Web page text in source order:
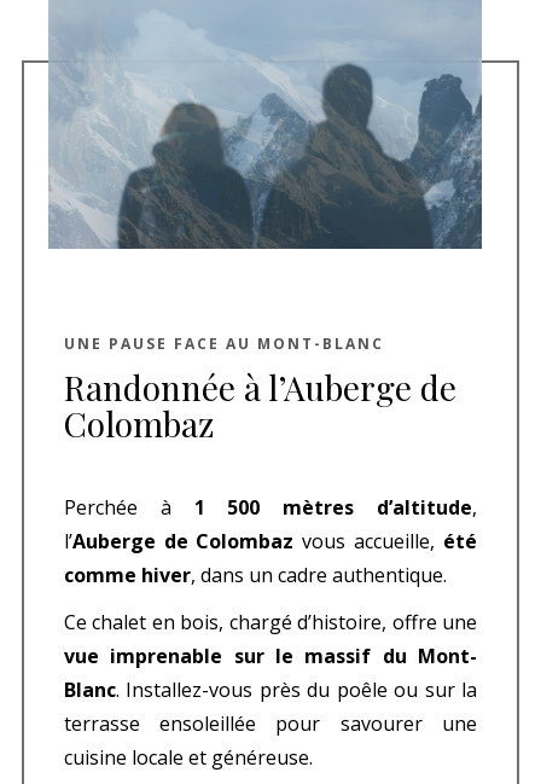
UNE PAUSE FACE AU MONT-BLANC
Randonnée à l’Auberge de
Colombaz
Perchée à 1 500 mètres d’altitude,
l’Auberge de Colombaz vous accueille, été
comme hiver, dans un cadre authentique.
Ce chalet en bois, chargé d’histoire, offre une
vue imprenable sur le massif du Mont-
Blanc. Installez-vous près du poêle ou sur la
terrasse ensoleillée pour savourer une
cuisine locale et généreuse.